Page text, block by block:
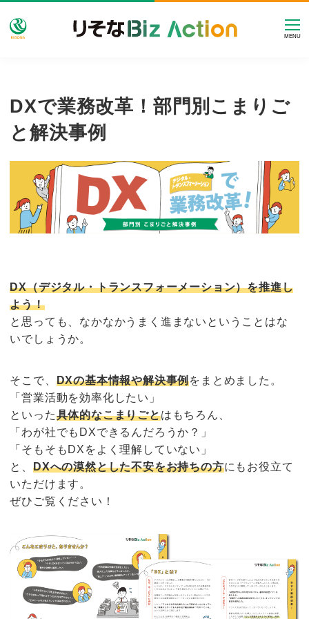
MENU
DXで業務改革！部門別こまりご
と解決事例
DX（デジタル・トランスフォーメーション）を推進し
よう！
と思っても、なかなかうまく進まないということはな
いでしょうか。
そこで、 DXの基本情報や解決事例をまとめました。
「営業活動を効率化したい」
といった具体的なこまりごとはもちろん、
「わが社でもDXできるんだろうか？」
「そもそもDXをよく理解していない」
と、DXへの漠然とした不安をお持ちの方にもお役立て
いただけます。
ぜひご覧ください！